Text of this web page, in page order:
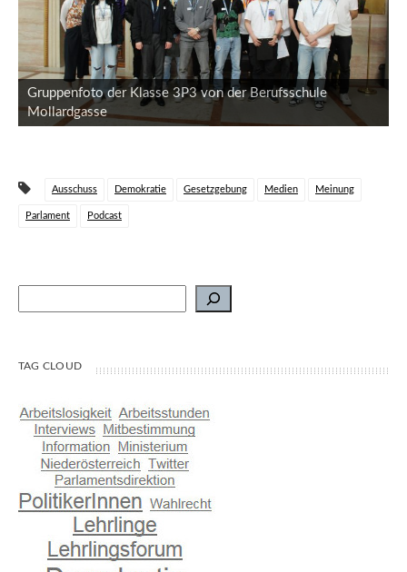
Gruppenfoto der Klasse 3P3 von der Berufsschule
Mollardgasse
Ausschuss Demokratie Gesetzgebung Medien Meinung
Parlament Podcast
TAG CLOUD